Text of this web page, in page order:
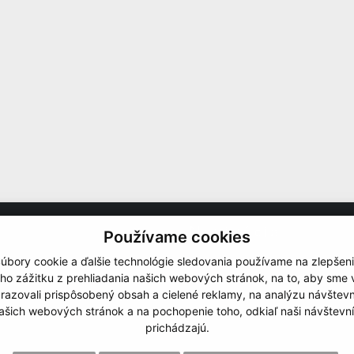
Používame cookies
cookie a ďalšie technológie sledovania používame na
zážitku z prehliadania našich webových stránok, na to, aby sme
prispôsobený obsah a cielené reklamy, na analýzu
webových stránok a na pochopenie toho, odkiaľ naši
prichádzajú.
sa zaoberá službami v oblasti
generálnymi
základe dohody s
záručný a pozáručný servis
Slovensku.
Vykonávame
Navigácia
O firme
Servis
Sennebogen
Kontakt
Súbory Cookies